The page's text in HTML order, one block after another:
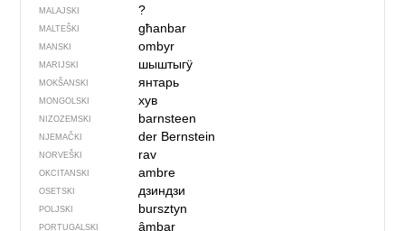
MALAJSKI ?
MALTEŠKI għanbar
MANSKI ombyr
MARIJSKI шыштыгӱ
MOKŠANSKI янтарь
MONGOLSKI хув
NIZOZEMSKI barnsteen
NJEMAČKI der Bernstein
NORVEŠKI rav
OKCITANSKI ambre
OSETSKI дзиндзи
POLJSKI bursztyn
PORTUGALSKI âmbar